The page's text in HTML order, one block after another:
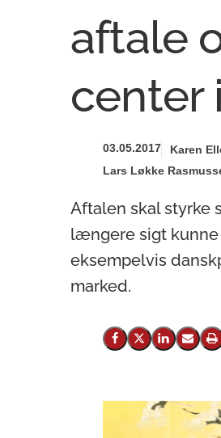
aftale
center
03.05.2017 Karen
Lars Løkke
Aftalen skal styrke
længere sigt kunne
eksempelvis
marked.
Del på Facebook
Del på X (Twitter)
Del påSend